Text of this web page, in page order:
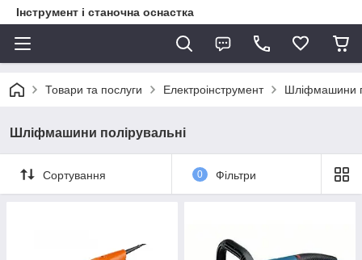
Інструмент і станочна оснастка
Товари та послуги Електроінструмент Шліфмашини
Шліфмашини полірувальні
Сортування 0 Фільтри